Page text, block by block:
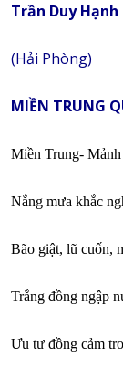
Trần Duy Hạnh
(Hải Phòng)
MIỀN TRUNG
Miền Trung- Mảnh
Nắng mưa khắc
Bão giật, lũ cuốn,
Trắng đồng ngập
Ưu tư đồng cảm